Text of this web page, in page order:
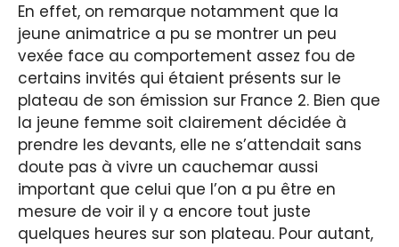
En effet, on remarque notamment que la
jeune animatrice a pu se montrer un peu
vexée face au comportement assez fou de
certains invités qui étaient présents sur le
plateau de son émission sur France 2. Bien que
la jeune femme soit clairement décidée à
prendre les devants, elle ne s’attendait sans
doute pas à vivre un cauchemar aussi
important que celui que l’on a pu être en
mesure de voir il y a encore tout juste
quelques heures sur son plateau. Pour autant,